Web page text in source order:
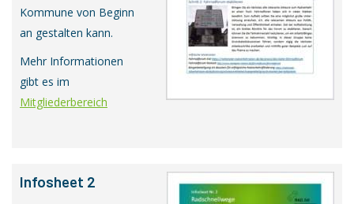
Kommune von Beginn
an gestalten kann.
Mehr Informationen
gibt es im
Mitgliederbereich
Infosheet 2